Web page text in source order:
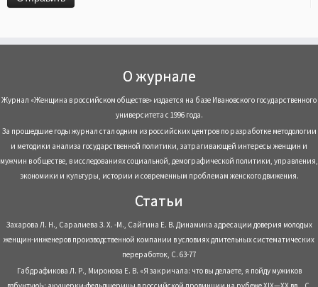
О журнале
Журнал «Женщина в российском обществе» издается на базе Ивановского государственного
университета с 1996 года.
За прошедшие годы журнал стал одним из российских центров по разработке методологии
и методики анализа государственной политики, затрагивающей интересы женщин и
мужчин в обществе, в исследованиях социальной, демографической политики, управления,
экономики и культуры, истории и современным проблемам женского движения.
Статьи
Захарова Л. Н., Саралиева З. Х. -М., Сайгина Е. В. Динамика адресации доверия молодых
женщин-инженеров производственной компании в условиях длительных систематических
переработок, С. 63-77
Габдрафикова Л. Р., Миронова Е. В. «Я закричала: что вы делаете, я пойду мужиков